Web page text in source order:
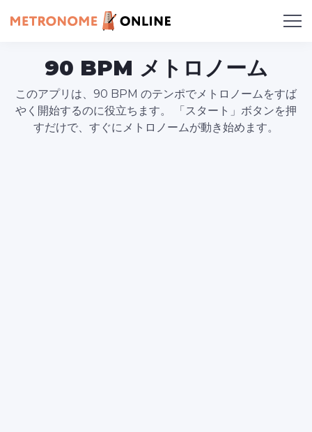
90 BPM メトロノーム
このアプリは、90 BPM のテンポでメトロノームをすば
やく開始するのに役立ちます。 「スタート」ボタンを押
すだけで、すぐにメトロノームが動き始めます。